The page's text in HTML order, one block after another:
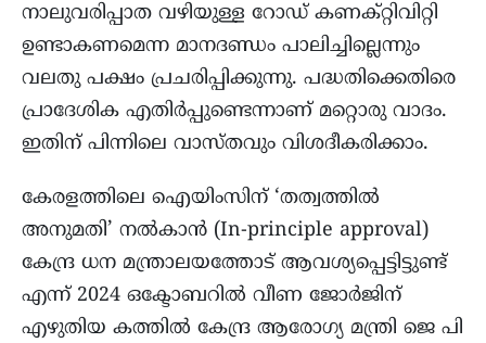
നാലുവരിപ്പാത വഴിയുള്ള റോഡ് കണക്റ്റിവിറ്റി
ഉണ്ടാകണമെന്ന മാനദണ്ഡം പാലിച്ചില്ലെന്നും
വലതു പക്ഷം പ്രചരിപ്പിക്കുന്നു. പദ്ധതിക്കെതിരെ
പ്രാദേശിക എതിര്‍പ്പുണ്ടെന്നാണ് മറ്റൊരു വാദം.
ഇതിന് പിന്നിലെ വാസ്തവും വിശദീകരിക്കാം.
കേരളത്തിലെ ഐയിംസിന് ‘തത്വത്തിൽ
അനുമതി’ നൽകാൻ (In-principle approval)
കേന്ദ്ര ധന മന്ത്രാലയത്തോട് ആവശ്യപ്പെട്ടിട്ടുണ്ട്
എന്ന് 2024 ഒക്ടോബറിൽ വീണ ജോർജിന്
എഴുതിയ കത്തിൽ കേന്ദ്ര ആരോഗ്യ മന്ത്രി ജെ പി